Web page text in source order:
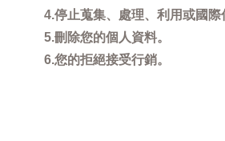
4.停止蒐集、處理、利用或國際
5.刪除您的個人資料。
6.您的拒絕接受行銷。